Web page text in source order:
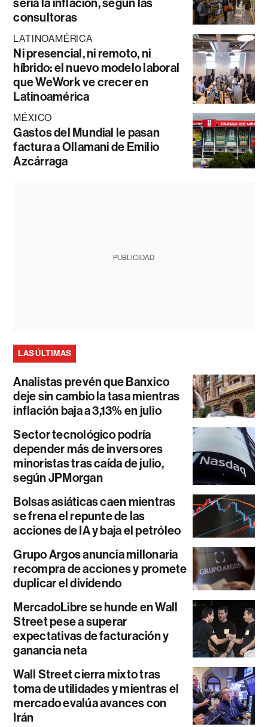
consultoras
LATINOAMÉRICA
Ni presencial, ni remoto, ni
híbrido: el nuevo modelo laboral
que WeWork ve crecer en
Latinoamérica
MÉXICO
Gastos del Mundial le pasan
factura a Ollamani de Emilio
Azcárraga
PUBLICIDAD
LAS ÚLTIMAS
Analistas prevén que Banxico
deje sin cambio la tasa mientras
inflación baja a 3,13% en julio
Sector tecnológico podría
depender más de inversores
minoristas tras caída de julio,
según JPMorgan
Bolsas asiáticas caen mientras
se frena el repunte de las
acciones de IA y baja el petróleo
Grupo Argos anuncia millonaria
recompra de acciones y promete
duplicar el dividendo
MercadoLibre se hunde en Wall
Street pese a superar
expectativas de facturación y
ganancia neta
Wall Street cierra mixto tras
toma de utilidades y mientras el
mercado evalúa avances con
Irán